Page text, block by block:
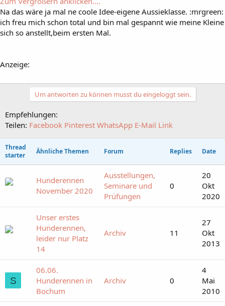
Na das wäre ja mal ne coole Idee-eigene Aussieklasse. :mrgreen:
ich freu mich schon total und bin mal gespannt wie meine Kleine
sich so anstellt,beim ersten Mal.
Anzeige:
Um antworten zu können musst du eingeloggt sein.
Empfehlungen:
Teilen: Facebook Pinterest WhatsApp E-Mail Link
Thread
starter
Ähnliche Themen Forum Replies Date
Hunderennen
November 2020
Ausstellungen,
Seminare und
Prüfungen
0
20
Okt
2020
Unser erstes
Hunderennen,
leider nur Platz
14
Archiv 11
27
Okt
2013
S
06.06.
Hunderennen in
Bochum
Archiv 0
4
Mai
2010